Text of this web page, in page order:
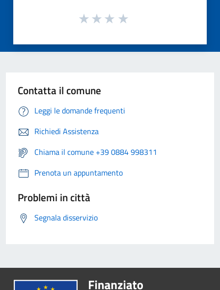
Contatta il comune
Leggi le domande frequenti
Richiedi Assistenza
Chiama il comune +39 0884 998311
Prenota un appuntamento
Problemi in città
Segnala disservizio